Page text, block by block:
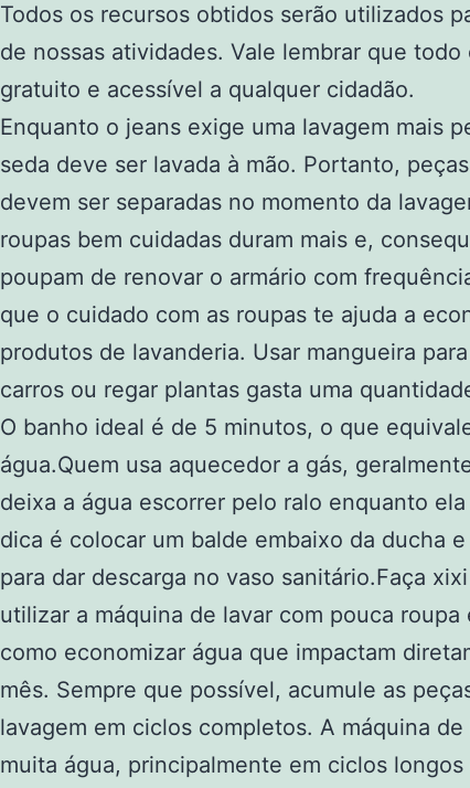
Todos os recursos obtidos serão utilizados
de nossas atividades. Vale lembrar que todo
gratuito e acessível a qualquer cidadão.
Enquanto o jeans exige uma lavagem mais
seda deve ser lavada à mão. Portanto,
devem ser separadas no momento da
roupas bem cuidadas duram mais e,
poupam de renovar o armário com
que o cuidado com as roupas te ajuda a
produtos de lavanderia. Usar mangueira
carros ou regar plantas gasta uma
O banho ideal é de 5 minutos, o que
água.Quem usa aquecedor a gás,
deixa a água escorrer pelo ralo enquanto
dica é colocar um balde embaixo da ducha
para dar descarga no vaso sanitário.Faça
utilizar a máquina de lavar com pouca roupa
como economizar água que impactam
mês. Sempre que possível, acumule as
lavagem em ciclos completos. A máquina
muita água, principalmente em ciclos